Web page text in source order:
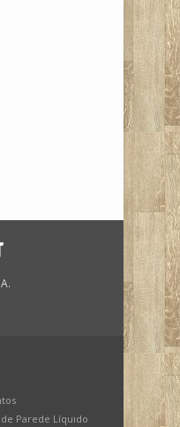
Parede Líquido